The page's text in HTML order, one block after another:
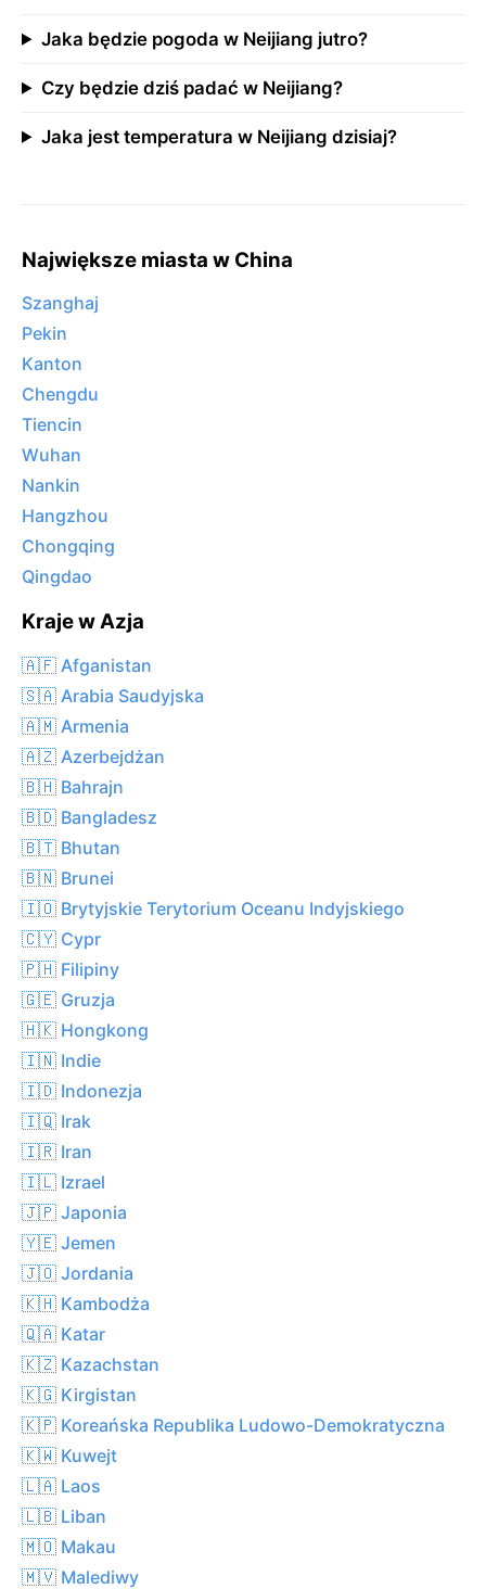
Jaka będzie pogoda w Neijiang jutro?
Czy będzie dziś padać w Neijiang?
Jaka jest temperatura w Neijiang dzisiaj?
Największe miasta w China
Szanghaj
Pekin
Kanton
Chengdu
Tiencin
Wuhan
Nankin
Hangzhou
Chongqing
Qingdao
Kraje w Azja
🇦🇫 Afganistan
🇸🇦 Arabia Saudyjska
🇦🇲 Armenia
🇦🇿 Azerbejdżan
🇧🇭 Bahrajn
🇧🇩 Bangladesz
🇧🇹 Bhutan
🇧🇳 Brunei
🇮🇴 Brytyjskie Terytorium Oceanu Indyjskiego
🇨🇾 Cypr
🇵🇭 Filipiny
🇬🇪 Gruzja
🇭🇰 Hongkong
🇮🇳 Indie
🇮🇩 Indonezja
🇮🇶 Irak
🇮🇷 Iran
🇮🇱 Izrael
🇯🇵 Japonia
🇾🇪 Jemen
🇯🇴 Jordania
🇰🇭 Kambodża
🇶🇦 Katar
🇰🇿 Kazachstan
🇰🇬 Kirgistan
🇰🇵 Koreańska Republika Ludowo-Demokratyczna
🇰🇼 Kuwejt
🇱🇦 Laos
🇱🇧 Liban
🇲🇴 Makau
🇲🇻 Malediwy